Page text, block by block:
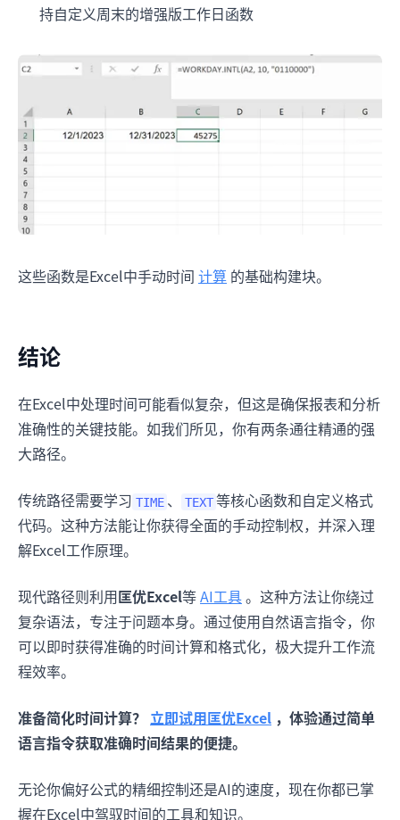
持自定义周末的增强版工作日函数
这些函数是Excel中手动时间 计算 的基础构建块。
结论
在Excel中处理时间可能看似复杂，但这是确保报表和分析
准确性的关键技能。如我们所见，你有两条通往精通的强
大路径。
传统路径需要学习 TIME 、 TEXT 等核心函数和自定义格式
代码。这种方法能让你获得全面的手动控制权，并深入理
解Excel工作原理。
现代路径则利用匡优Excel等AI工具。这种方法让你绕过
复杂语法，专注于问题本身。通过使用自然语言指令，你
可以即时获得准确的时间计算和格式化，极大提升工作流
程效率。
准备简化时间计算？ 立即试用匡优Excel ，体验通过简单
语言指令获取准确时间结果的便捷。
无论你偏好公式的精细控制还是AI的速度，现在你都已掌
握在Excel中驾驭时间的工具和知识。